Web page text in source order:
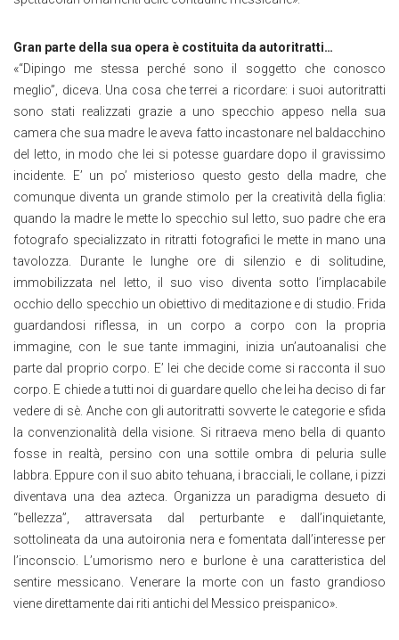
Gran parte della sua opera è costituita da autoritratti…
«“Dipingo me stessa perché sono il soggetto che conosco
meglio”, diceva. Una cosa che terrei a ricordare: i suoi autoritratti
sono stati realizzati grazie a uno specchio appeso nella sua
camera che sua madre le aveva fatto incastonare nel baldacchino
del letto, in modo che lei si potesse guardare dopo il gravissimo
incidente. E’ un po’ misterioso questo gesto della madre, che
comunque diventa un grande stimolo per la creatività della figlia:
quando la madre le mette lo specchio sul letto, suo padre che era
fotografo specializzato in ritratti fotografici le mette in mano una
tavolozza. Durante le lunghe ore di silenzio e di solitudine,
immobilizzata nel letto, il suo viso diventa sotto l’implacabile
occhio dello specchio un obiettivo di meditazione e di studio. Frida
guardandosi riflessa, in un corpo a corpo con la propria
immagine, con le sue tante immagini, inizia un’autoanalisi che
parte dal proprio corpo. E’ lei che decide come si racconta il suo
corpo. E chiede a tutti noi di guardare quello che lei ha deciso di far
vedere di sè. Anche con gli autoritratti sovverte le categorie e sfida
la convenzionalità della visione. Si ritraeva meno bella di quanto
fosse in realtà, persino con una sottile ombra di peluria sulle
labbra. Eppure con il suo abito tehuana, i bracciali, le collane, i pizzi
diventava una dea azteca. Organizza un paradigma desueto di
“bellezza”, attraversata dal perturbante e dall’inquietante,
sottolineata da una autoironia nera e fomentata dall’interesse per
l’inconscio. L’umorismo nero e burlone è una caratteristica del
sentire messicano. Venerare la morte con un fasto grandioso
viene direttamente dai riti antichi del Messico preispanico».